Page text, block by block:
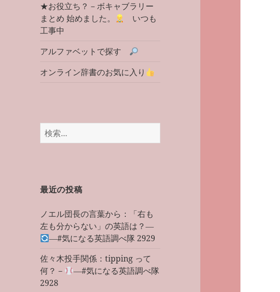
★お役立ち？－ボキャブラリー
まとめ 始めました。
いつも
工事中
アルファベットで探す
オンライン辞書のお気に入り
検
索:
最近の投稿
ノエル団長の言葉から：「右も
左も分からない」の英語は？―
―#気になる英語調べ隊 2929
佐々木投手関係：tipping って
何？－
―#気になる英語調べ隊
2928